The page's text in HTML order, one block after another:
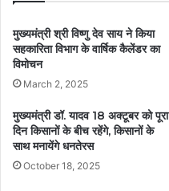
मुख्यमंत्री श्री विष्णु देव साय ने किया
सहकारिता विभाग के वार्षिक कैलेंडर का
विमोचन
March 2, 2025
मुख्यमंत्री डॉ. यादव 18 अक्टूबर को पूरा
दिन किसानों के बीच रहेंगे, किसानों के
साथ मनायेंगे धनतेरस
October 18, 2025